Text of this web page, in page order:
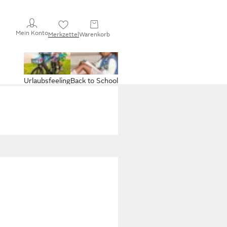
Mein KontoMerkzettelWarenkorb
Back to School
Urlaubsfeeling